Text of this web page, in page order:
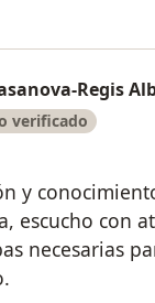
Regis
verificado
y
escucho con
necesarias